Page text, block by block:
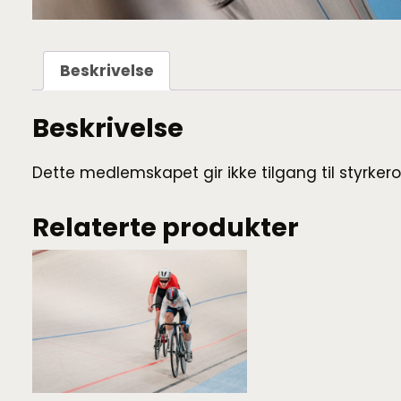
Beskrivelse
Beskrivelse
Dette medlemskapet gir ikke tilgang til
Relaterte produkter